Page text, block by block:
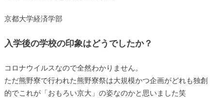
京都大学経済学部
入学後の学校の印象はどうでしたか？
コロナウイルスなので全然わかりません。
ただ熊野寮で行われた熊野寮祭は大規模かつ企画がどれも独創
的でこれが「おもろい京大」の姿なのかと思いました笑